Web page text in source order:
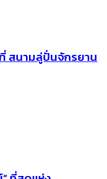
สนามลู่ปั่นจักรยาน